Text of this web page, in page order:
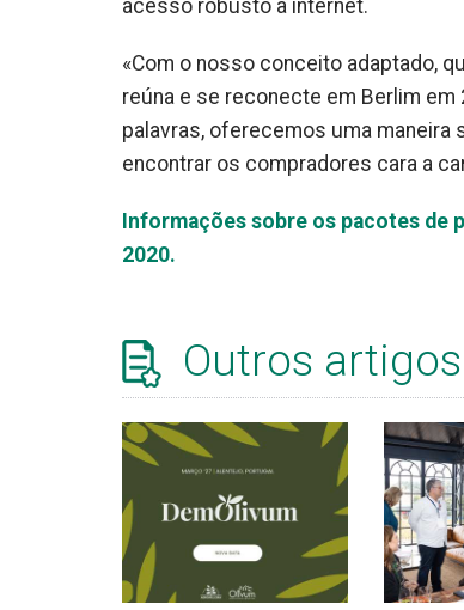
acesso robusto à internet.
«Com o nosso conceito adaptado,
reúna e se reconecte em Berlim
palavras, oferecemos uma
encontrar os compradores cara a
Informações sobre os pacotes de
2020.
Outros